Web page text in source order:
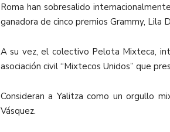
Roma han sobresalido
ganadora de cinco premios Grammy, Lila
A su vez, el colectivo Pelota Mixteca,
asociación civil “Mixtecos Unidos” que
Consideran a Yalitza como un orgullo
Vásquez.